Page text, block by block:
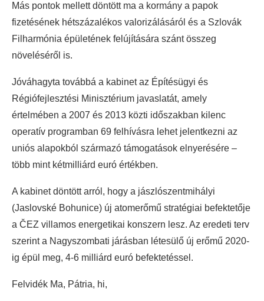
Más pontok mellett döntött ma a kormány a papok
fizetésének hétszázalékos valorizálásáról és a Szlovák
Filharmónia épületének felújítására szánt összeg
növeléséről is.
Jóváhagyta továbbá a kabinet az Építésügyi és
Régiófejlesztési Minisztérium javaslatát, amely
értelmében a 2007 és 2013 közti időszakban kilenc
operatív programban 69 felhívásra lehet jelentkezni az
uniós alapokból származó támogatások elnyerésére –
több mint kétmilliárd euró értékben.
A kabinet döntött arról, hogy a jászlószentmihályi
(Jaslovské Bohunice) új atomerőmű stratégiai befektetője
a ČEZ villamos energetikai konszern lesz. Az eredeti terv
szerint a Nagyszombati járásban létesülő új erőmű 2020-
ig épül meg, 4-6 milliárd euró befektetéssel.
Felvidék Ma, Pátria, hi,